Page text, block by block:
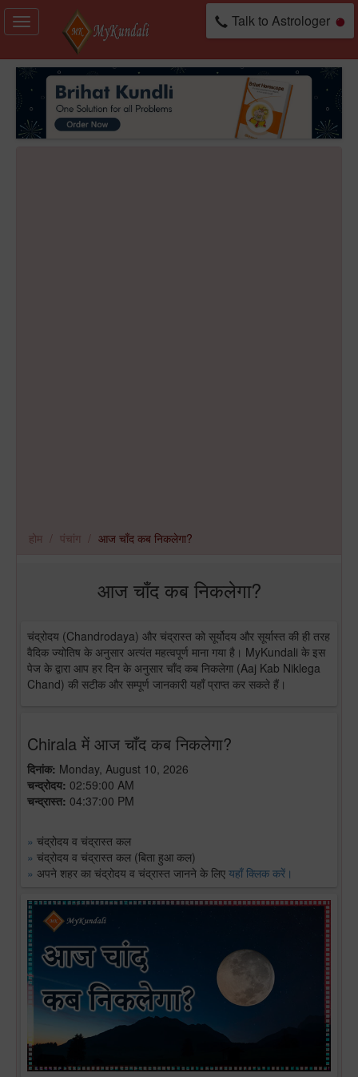
Toggle
navigation
Talk to Astrologer
होम पंचांग आज चाँद कब निकलेगा?
आज चाँद कब निकलेगा?
चंद्रोदय (Chandrodaya) और चंद्रास्त को सूर्योदय और सूर्यास्त की ही तरह
वैदिक ज्योतिष के अनुसार अत्यंत महत्वपूर्ण माना गया है। MyKundali के इस
पेज के द्वारा आप हर दिन के अनुसार चाँद कब निकलेगा (Aaj Kab Niklega
Chand) की सटीक और सम्पूर्ण जानकारी यहाँ प्राप्त कर सकते हैं।
Chirala में आज चाँद कब निकलेगा?
दिनांक: Monday, August 10, 2026
चन्द्रोदय: 02:59:00 AM
चन्द्रास्त: 04:37:00 PM
» चंद्रोदय व चंद्रास्त कल
» चंद्रोदय व चंद्रास्त कल (बिता हुआ कल)
» अपने शहर का चंद्रोदय व चंद्रास्त जानने के लिए यहाँ क्लिक करें।